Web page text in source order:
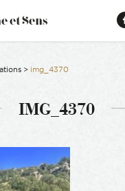
et Sens–
Événementiel
Communicants
> img_4370
IMG_4370